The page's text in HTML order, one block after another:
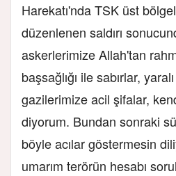
Harekatı'nda TSK üst
düzenlenen saldırı
askerlerimize Allah'tan
başsağlığı ile sabırlar,
gazilerimize acil şifalar,
diyorum. Bundan sonraki
böyle acılar göstermesin
umarım terörün hesabı